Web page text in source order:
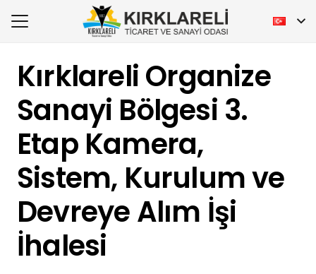
Kırklareli Organize
Sanayi Bölgesi 3.
Etap Kamera,
Sistem, Kurulum ve
Devreye Alım İşi
İhalesi